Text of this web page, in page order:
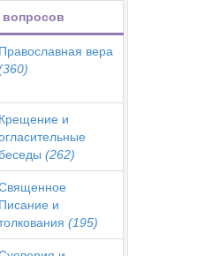
вопросов
Православная вера
Крещение и
(262)
Писание и
(195)